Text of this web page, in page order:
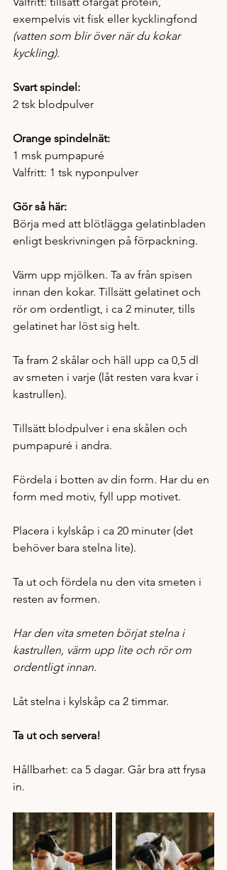
exempelvis vit fisk eller kycklingfond
(vatten som blir över när du kokar
kyckling).
Svart spindel:
2 tsk blodpulver
Orange spindelnät:
1 msk pumpapuré
Valfritt: 1 tsk nyponpulver
Gör så här:
Börja med att blötlägga gelatinbladen
enligt beskrivningen på förpackning.
Värm upp mjölken. Ta av från spisen
innan den kokar. Tillsätt gelatinet och
rör om ordentligt, i ca 2 minuter, tills
gelatinet har löst sig helt.
Ta fram 2 skålar och häll upp ca 0,5 dl
av smeten i varje (låt resten vara kvar i
kastrullen).
Tillsätt blodpulver i ena skålen och
pumpapuré i andra.
Fördela i botten av din form. Har du en
form med motiv, fyll upp motivet.
Placera i kylskåp i ca 20 minuter (det
behöver bara stelna lite).
Ta ut och fördela nu den vita smeten i
resten av formen.
Har den vita smeten börjat stelna i
kastrullen, värm upp lite och rör om
ordentligt innan.
Låt stelna i kylskåp ca 2 timmar.
Ta ut och servera!
Hållbarhet: ca 5 dagar. Går bra att frysa
in.